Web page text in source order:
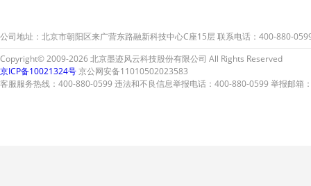
公司地址：北京市朝阳区来广营东路融新科技中心C座15层 联系电话：400-880-
Copyright© 2009-2026 北京墨迹风云科技股份有限公司 All Rights Reserved
京ICP备10021324号京公网安备11010502023583
客服服务热线：400-880-0599 违法和不良信息举报电话：400-880-0599 举报邮箱